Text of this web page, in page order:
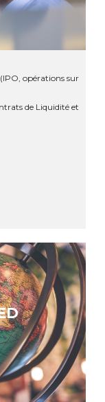
opérations sur
de Liquidité et